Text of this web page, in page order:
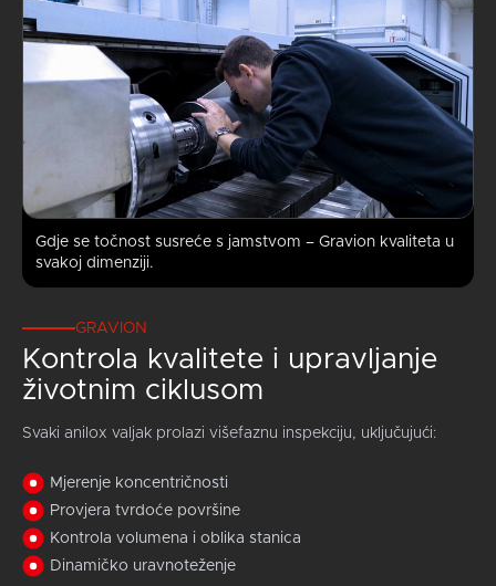
Gdje se točnost susreće s jamstvom – Gravion kvaliteta u
svakoj dimenziji.
GRAVION
Kontrola kvalitete i upravljanje
životnim ciklusom
Svaki anilox valjak prolazi višefaznu inspekciju, uključujući:
Mjerenje koncentričnosti
Provjera tvrdoće površine
Kontrola volumena i oblika stanica
Dinamičko uravnoteženje